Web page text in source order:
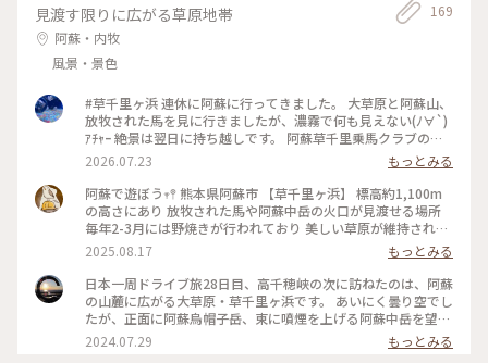
見渡す限りに広がる草原地帯
阿蘇・内牧
風景・景色
169
#草千里ヶ浜 連休に阿蘇に行ってきました。 大草原と阿蘇山、
放牧された馬を見に行きましたが、濃霧で何も見えない(ﾉ∀`)
ｱﾁｬｰ 絶景は翌日に持ち越しです。 阿蘇草千里乗馬クラブの馬
の餌の時間 一列に並び、餌はまだかと催促している馬もいて
可愛かったです♡ #ひみつの絶景 #熊本 #阿蘇 #草千里 #馬
2026.07.23
もっとみる
阿蘇で遊ぼう‪‪𖥧𖤣 熊本県阿蘇市 【草千里ヶ浜】 標高約1,100m
の高さにあり 放牧された馬や阿蘇中岳の火口が見渡せる場所
毎年2-3月には野焼きが行われており 美しい草原が維持されて
います * 7月中旬は夏のベストシーズン 新緑と青空が美しい 夏
らしい景色が楽しめます✨️ 雨水が溜まってできる池は 人と比
較して大きいのが分かります * 私が訪れた時間、馬さんたちは
乗馬クラブのお仕事をしていました🐎 中岳の火口見学も予定
していたのですが 噴火レベルが2に上がり 中止に🥲 現在はレ
ベル1へ下がり 見学も可能になっています また違う季節に再チ
ャレンジしたい #ゆるり夏時間 #九州 #熊本 #阿蘇 #阿蘇山 #草
2025.08.17
もっとみる
日本一周ドライブ旅28日目、高千穂峡の次に訪ねたのは、阿蘇
の山麓に広がる大草原・草千里ヶ浜です。 あいにく曇り空でし
たが、正面に阿蘇烏帽子岳、東に噴煙を上げる阿蘇中岳を望
み、目の前には大きな池と大草原を悠々と歩く馬の姿も眺めら
れ、身も心も癒されました。 画像では、その雄大な景色を伝
2024.07.29 もっとみる